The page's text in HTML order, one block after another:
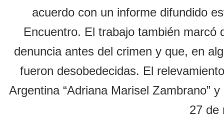
acuerdo con un informe difundido
Encuentro. El trabajo también
denuncia antes del crimen y que, en
fueron desobedecidas. El
Argentina “Adriana Marisel Zambrano”
27 de